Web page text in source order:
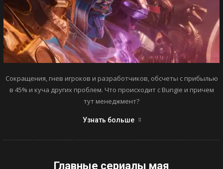
Сокращения, гнев игроков и разработчиков, обсчеты с прибылью
в 45% и куча других проблем. Что происходит с Bungie и причем
тут менеджмент?
Узнать больше
Главные сериалы мая